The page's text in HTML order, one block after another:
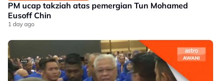
PM ucap takziah atas pemergian Tun Mohamed
Eusoff Chin
1 day ago